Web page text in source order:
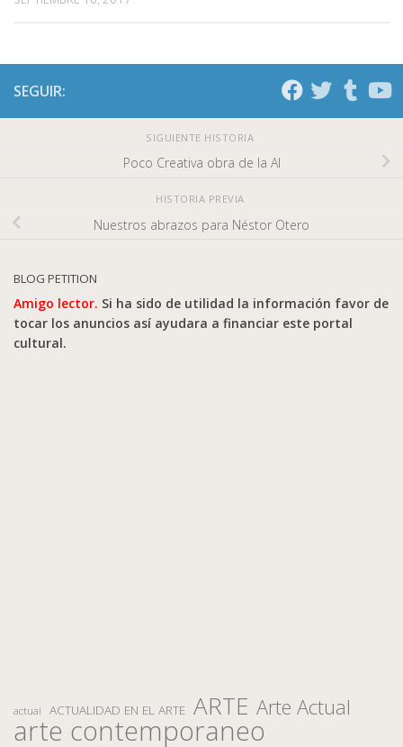
SEGUIR:
SIGUIENTE HISTORIA
Poco Creativa obra de la AI
HISTORIA PREVIA
Nuestros abrazos para Néstor Otero
BLOG PETITION
Amigo lector. Si ha sido de utilidad la información favor de
tocar los anuncios así ayudara a financiar este portal
cultural.
actual ACTUALIDAD EN EL ARTE ARTE Arte Actual
arte contemporaneo